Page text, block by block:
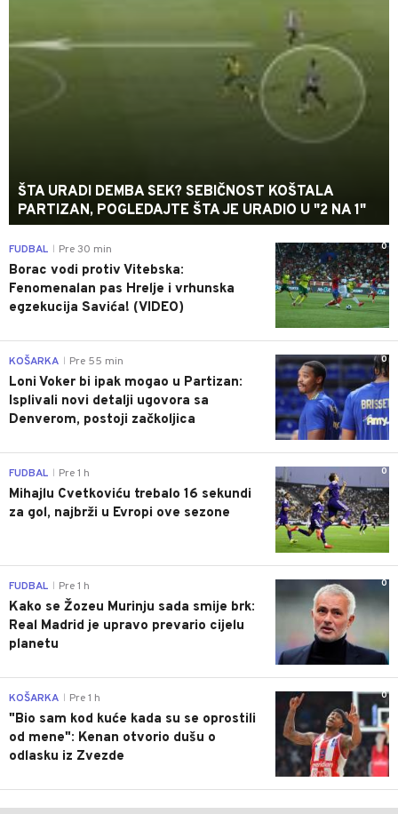
ŠTA URADI DEMBA SEK? SEBIČNOST KOŠTALA
PARTIZAN, POGLEDAJTE ŠTA JE URADIO U "2 NA 1"
0
FUDBAL Pre 30 min
Borac vodi protiv Vitebska:
Fenomenalan pas Hrelje i vrhunska
egzekucija Savića! (VIDEO)
0
KOŠARKA Pre 55 min
Loni Voker bi ipak mogao u Partizan:
Isplivali novi detalji ugovora sa
Denverom, postoji začkoljica
0
FUDBAL Pre 1 h
Mihajlu Cvetkoviću trebalo 16 sekundi
za gol, najbrži u Evropi ove sezone
0
FUDBAL Pre 1 h
Kako se Žozeu Murinju sada smije brk:
Real Madrid je upravo prevario cijelu
planetu
0
KOŠARKA Pre 1 h
"Bio sam kod kuće kada su se oprostili
od mene": Kenan otvorio dušu o
odlasku iz Zvezde